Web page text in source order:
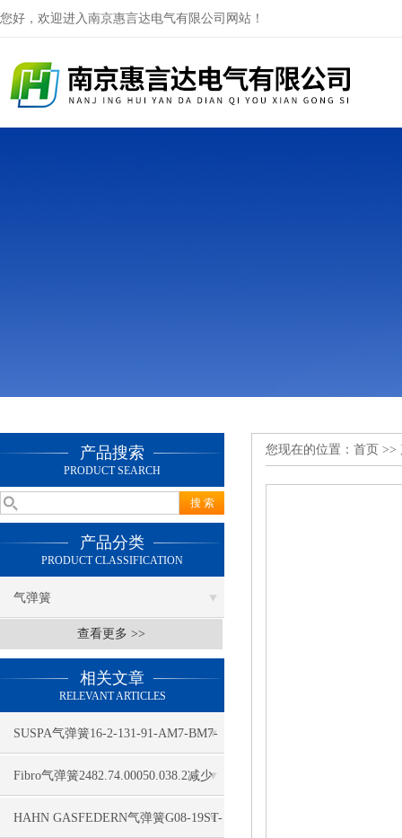
您好，欢迎进入南京惠言达电气有限公司网站！
产品搜索
PRODUCT SEARCH
产品分类
PRODUCT CLASSIFICATION
气弹簧
查看更多 >>
相关文章
RELEVANT ARTICLES
SUSPA气弹簧16-2-131-91-AM7-BM7-
80 N A2/4ccm, 01681080工具箱
Fibro气弹簧2482.74.00050.038.2减少
摩擦
HAHN GASFEDERN气弹簧G08-19ST-
您现在的位置： 首页 >>